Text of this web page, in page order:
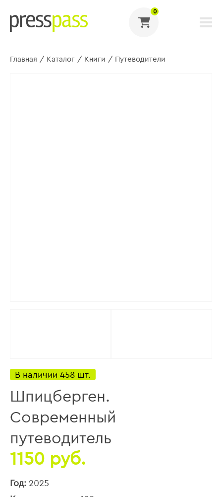
0
Главная / Каталог / Книги / Путеводители
В наличии 458 шт.
Шпицберген.
Современный
путеводитель
1150 руб.
Год: 2025